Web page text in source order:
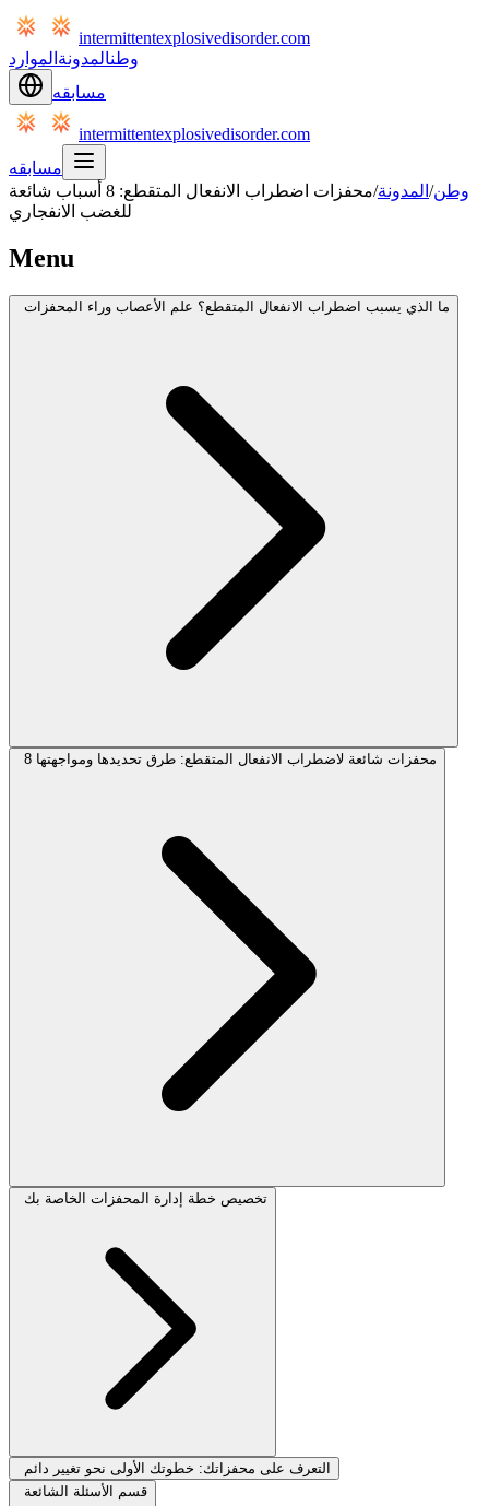
intermittentexplosivedisorder.com
وطنالمدونة الموارد
مسابقه
intermittentexplosivedisorder.com
مسابقه
وطن/ المدونة/
محفزات اضطراب الانفعال المتقطع: 8 أسباب شائعة
للغضب الانفجاري
Menu
ما الذي يسبب اضطراب الانفعال المتقطع؟ علم الأعصاب وراء المحفزات
8 محفزات شائعة لاضطراب الانفعال المتقطع: طرق تحديدها ومواجهتها
تخصيص خطة إدارة المحفزات الخاصة بك
التعرف على محفزاتك: خطوتك الأولى نحو تغيير دائم
قسم الأسئلة الشائعة